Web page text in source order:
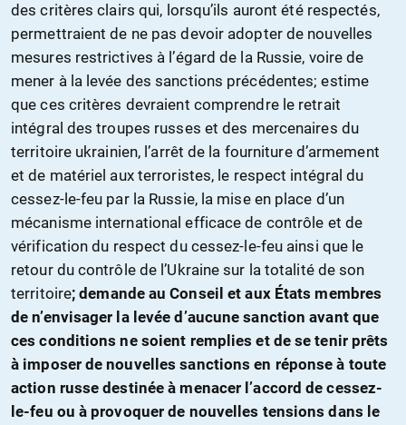
des critères clairs qui, lorsqu’ils auront été respectés,
permettraient de ne pas devoir adopter de nouvelles
mesures restrictives à l’égard de la Russie, voire de
mener à la levée des sanctions précédentes; estime
que ces critères devraient comprendre le retrait
intégral des troupes russes et des mercenaires du
territoire ukrainien, l’arrêt de la fourniture d’armement
et de matériel aux terroristes, le respect intégral du
cessez-le-feu par la Russie, la mise en place d’un
mécanisme international efficace de contrôle et de
vérification du respect du cessez-le-feu ainsi que le
retour du contrôle de l’Ukraine sur la totalité de son
territoire; demande au Conseil et aux États membres
de n’envisager la levée d’aucune sanction avant que
ces conditions ne soient remplies et de se tenir prêts
à imposer de nouvelles sanctions en réponse à toute
action russe destinée à menacer l’accord de cessez-
le-feu ou à provoquer de nouvelles tensions dans le